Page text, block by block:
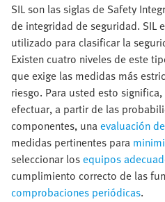
SIL son las siglas de Safety
de integridad de seguridad. SIL
utilizado para clasificar la
Existen cuatro niveles de este
que exige las medidas más
riesgo. Para usted esto
efectuar, a partir de las
componentes, unaevaluación
medidas pertinentes para
seleccionar losequipos
cumplimiento correcto de las
comprobaciones periódicas.